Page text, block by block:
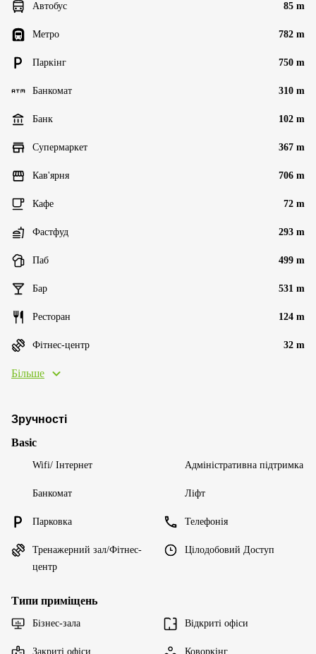
Автобус 85 m
Метро 782 m
Паркінг 750 m
Банкомат 310 m
Банк 102 m
Супермаркет 367 m
Кав'ярня 706 m
Кафе 72 m
Фастфуд 293 m
Паб 499 m
Бар 531 m
Ресторан 124 m
Фітнес-центр 32 m
Більше
Зручності
Basic
Wifi/ Інтернет Адміністративна підтримка
Банкомат Ліфт
Парковка Телефонія
Тренажерний зал/Фітнес-
центр
Цілодобовий Доступ
Типи приміщень
Бізнес-зала Відкриті офіси
Закриті офіси Коворкінг